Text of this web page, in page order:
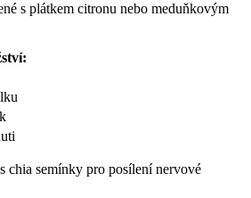
s plátkem citronu nebo meduňkovým